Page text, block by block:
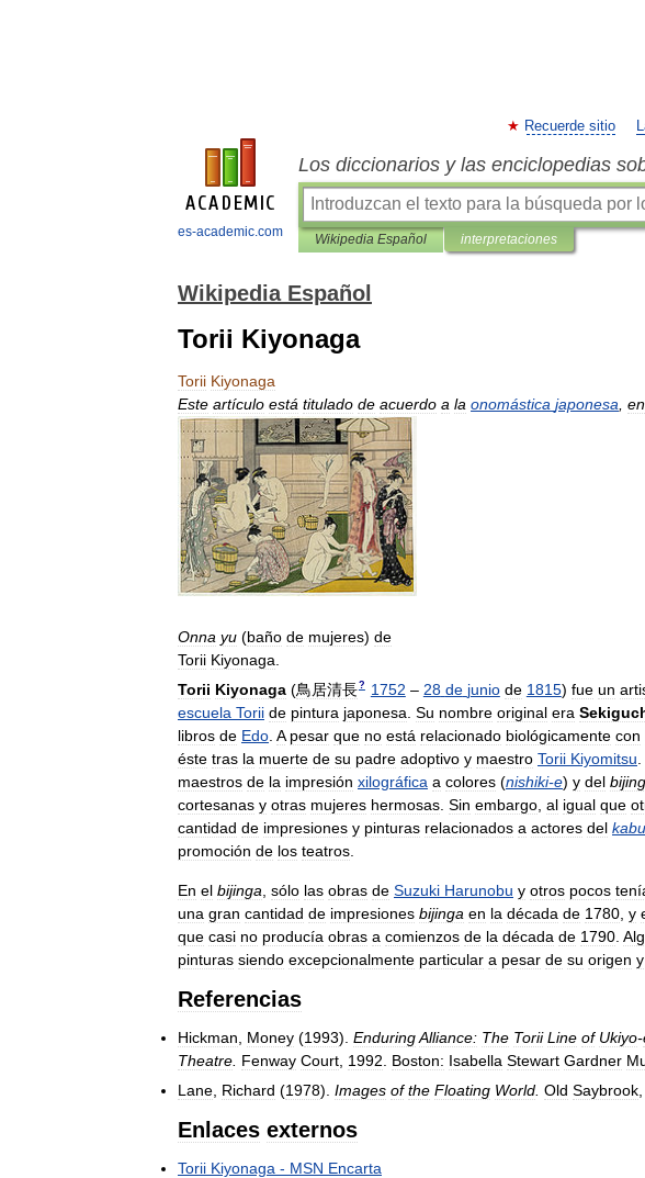
es-academic.com
Recuerde sitio
Los diccionarios y las enciclopedias
Wikipedia Español interpretaciones
Wikipedia Español
Torii Kiyonaga
Torii Kiyonaga
Este artículo está titulado de acuerdo a la onomástica japonesa en
Onna yu (baño de mujeres) de
Torii Kiyonaga
Torii Kiyonaga (鳥居清長? 1752 – 28 de junio de 1815) fue un
escuela Torii de pintura japonesa Su nombre original era
libros de Edo A pesar que no está relacionado biológicamente con
éste tras la muerte de su padre adoptivo y maestro Torii Kiyomitsu
maestros de la impresión xilográfica a colores (nishiki-e) y del
cortesanas y otras mujeres hermosas Sin embargo al igual que
cantidad de impresiones y pinturas relacionados a actores del
promoción de los teatros
En el bijinga sólo las obras de Suzuki Harunobu y otros pocos
una gran cantidad de impresiones bijinga en la década de 1780 y
que casi no producía obras a comienzos de la década de 1790
pinturas siendo excepcionalmente particular a pesar de su origen y
Referencias
Hickman Money (1993). EnduringAlliance: The Torii Line of Ukiyo-
Theatre Fenway Court 1992 Boston: Isabella Stewart Gardner
Lane Richard (1978). Images of the Floating World Old Saybrook
Enlaces externos
Torii Kiyonaga - MSN Encarta